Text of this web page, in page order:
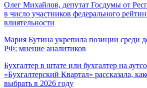
Олег Михайлов, депутат Госдумы от
в число участников федерального
влиятельности
Мария Бутина укрепила позиции среди
РФ: мнение аналитиков
Бухгалтер в штате или бухгалтер на
«Бухгалтерский Квартал» рассказала,
выбрать в 2026 году